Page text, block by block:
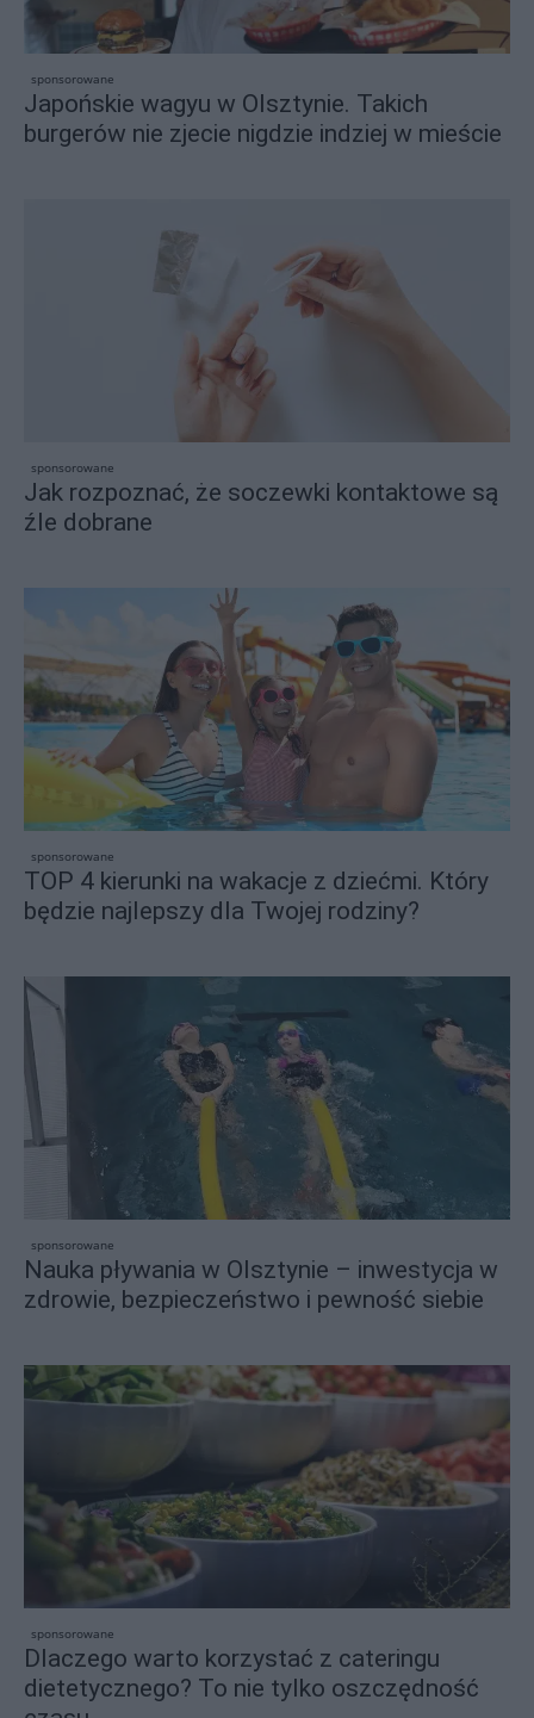
sponsorowane
Japońskie wagyu w Olsztynie. Takich
burgerów nie zjecie nigdzie indziej w mieście
sponsorowane
Jak rozpoznać, że soczewki kontaktowe są
źle dobrane
sponsorowane
TOP 4 kierunki na wakacje z dziećmi. Który
będzie najlepszy dla Twojej rodziny?
sponsorowane
Nauka pływania w Olsztynie – inwestycja w
zdrowie, bezpieczeństwo i pewność siebie
sponsorowane
Dlaczego warto korzystać z cateringu
dietetycznego? To nie tylko oszczędność